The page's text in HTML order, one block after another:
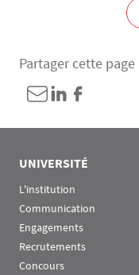
Partager cette page
UNIVERSITÉ
L'institution
Communication
Engagements
Recrutements
Concours